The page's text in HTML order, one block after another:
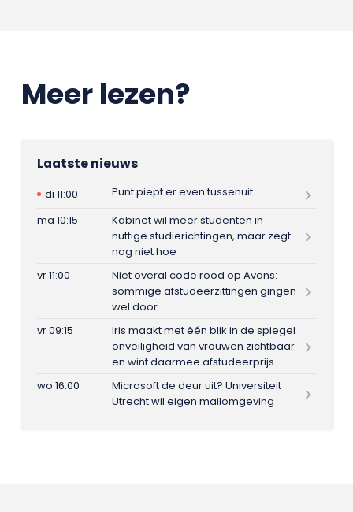
Meer lezen?
Laatste nieuws
di 11:00
Punt piept er even tussenuit
ma 10:15
Kabinet wil meer studenten in
nuttige studierichtingen, maar zegt
nog niet hoe
vr 11:00
Niet overal code rood op Avans:
sommige afstudeerzittingen gingen
wel door
vr 09:15
Iris maakt met één blik in de spiegel
onveiligheid van vrouwen zichtbaar
en wint daarmee afstudeerprijs
wo 16:00
Microsoft de deur uit? Universiteit
Utrecht wil eigen mailomgeving